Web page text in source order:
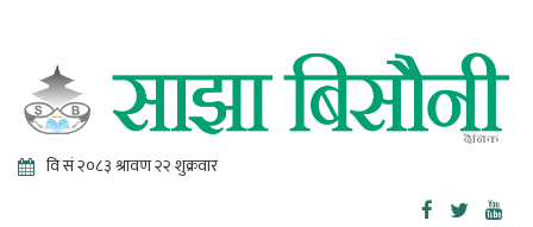
Online News Portal